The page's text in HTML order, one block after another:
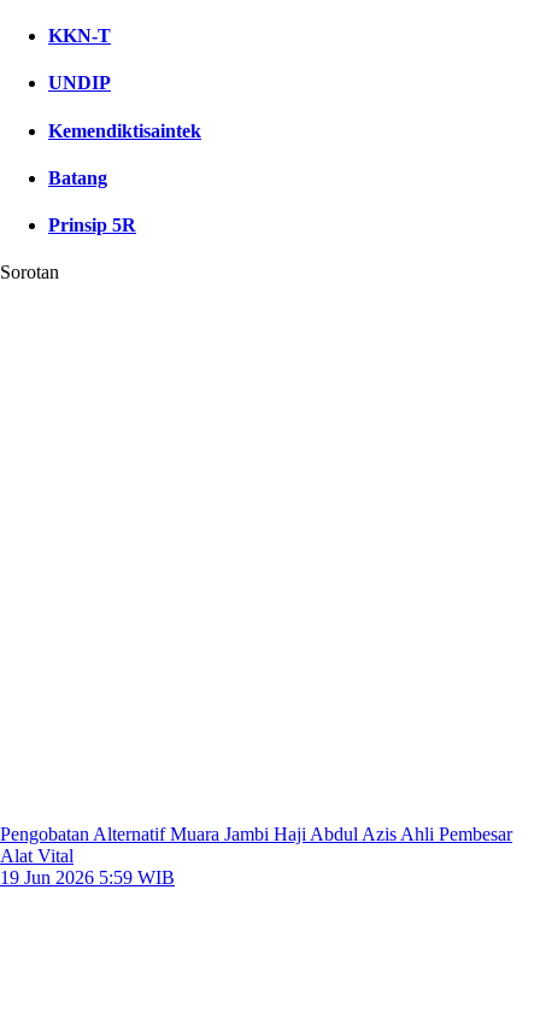
KKN-T
UNDIP
Kemendiktisaintek
Batang
Prinsip 5R
Sorotan
Pengobatan Alternatif Muara Jambi Haji Abdul Azis Ahli Pembesar
Alat Vital
19 Jun 2026 5:59 WIB